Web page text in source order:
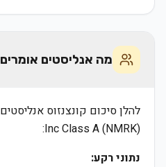
מה אנליסטים אומרים
Inc Class A (NMRK):
נתוני רקע: